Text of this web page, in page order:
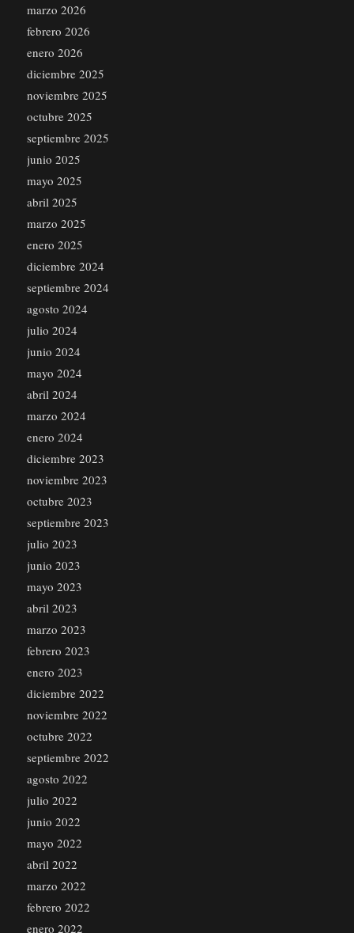
marzo 2026
febrero 2026
enero 2026
diciembre 2025
noviembre 2025
octubre 2025
septiembre 2025
junio 2025
mayo 2025
abril 2025
marzo 2025
enero 2025
diciembre 2024
septiembre 2024
agosto 2024
julio 2024
junio 2024
mayo 2024
abril 2024
marzo 2024
enero 2024
diciembre 2023
noviembre 2023
octubre 2023
septiembre 2023
julio 2023
junio 2023
mayo 2023
abril 2023
marzo 2023
febrero 2023
enero 2023
diciembre 2022
noviembre 2022
octubre 2022
septiembre 2022
agosto 2022
julio 2022
junio 2022
mayo 2022
abril 2022
marzo 2022
febrero 2022
enero 2022